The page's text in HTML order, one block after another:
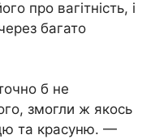
про вагітність, і
багато
б не
змогли ж якось
та красуню. —